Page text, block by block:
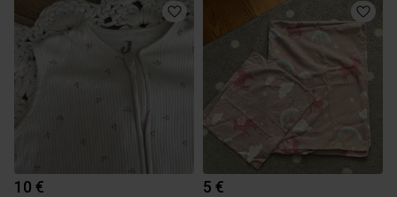
10 € 5 €